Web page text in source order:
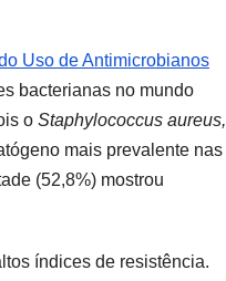
Uso de Antimicrobianos
bacterianas no mundo
o Staphylococcus aureus,
mais prevalente nas
(52,8%) mostrou
índices de resistência.